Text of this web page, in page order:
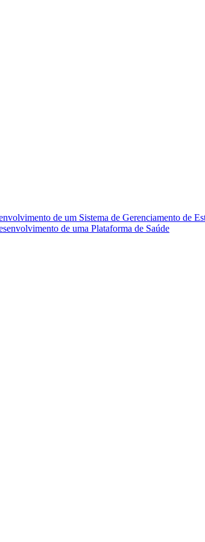
de um Sistema de Gerenciamento de
de uma Plataforma de Saúde